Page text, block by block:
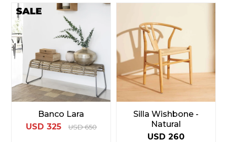
Banco Lara
USD 325 USD 650
Silla Wishbone -
Natural
USD 260